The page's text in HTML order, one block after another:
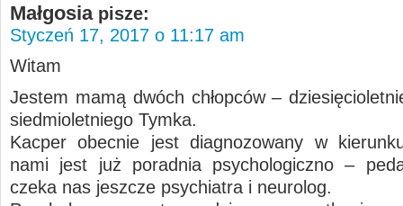
Małgosia pisze:
Styczeń 17, 2017 o 11:17 am
Witam
Jestem mamą dwóch chłopców –
siedmioletniego Tymka.
Kacper obecnie jest diagnozowany w
nami jest już poradnia psychologiczno –
czeka nas jeszcze psychiatra i neurolog.